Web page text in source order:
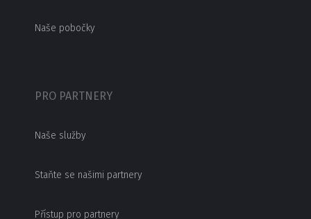
Naše pobočky
PRO PARTNERY
Naše služby
Staňte se našimi partnery
Přístup pro partnery